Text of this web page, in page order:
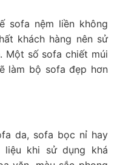
sofa nệm liền không
khách hàng nên sử
Một số sofa chiết múi
làm bộ sofa đẹp hơn
da, sofa bọc nỉ hay
khi sử dụng khá